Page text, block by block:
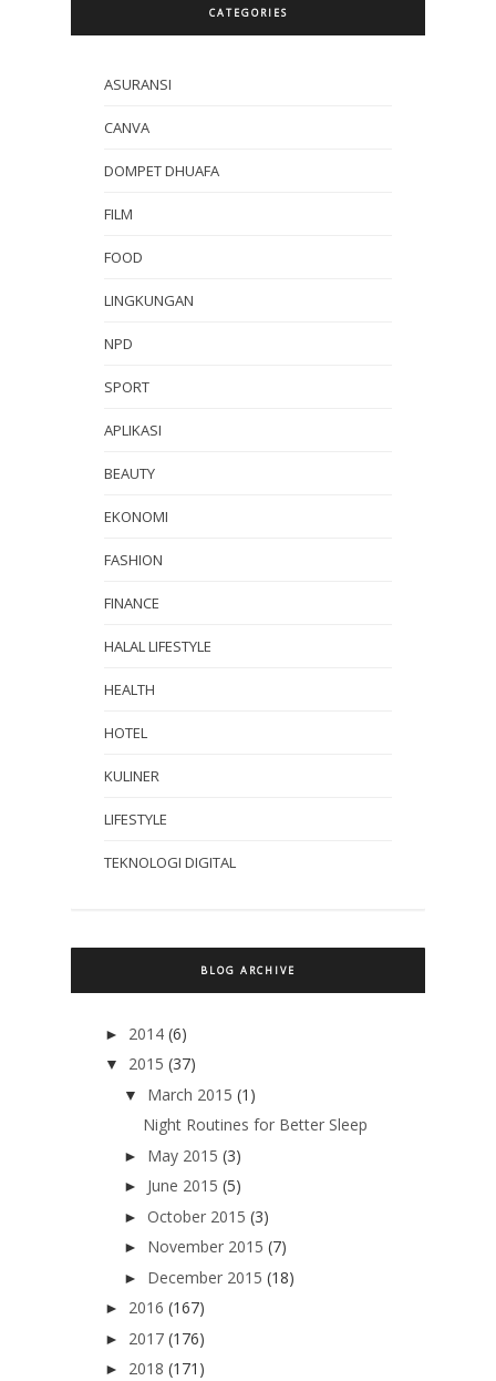
CATEGORIES
ASURANSI
CANVA
DOMPET DHUAFA
FILM
FOOD
LINGKUNGAN
NPD
SPORT
APLIKASI
BEAUTY
EKONOMI
FASHION
FINANCE
HALAL LIFESTYLE
HEALTH
HOTEL
KULINER
LIFESTYLE
TEKNOLOGI DIGITAL
BLOG ARCHIVE
► 2014 (6)
▼ 2015 (37)
▼ March 2015 (1)
Night Routines for Better Sleep
► May 2015 (3)
► June 2015 (5)
► October 2015 (3)
► November 2015 (7)
► December 2015 (18)
► 2016 (167)
► 2017 (176)
► 2018 (171)